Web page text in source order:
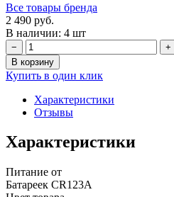
Все товары бренда
2 490 руб.
В наличии: 4 шт
−
+
В корзину
Купить в один клик
Характеристики
Отзывы
Характеристики
Питание от
Батареек CR123A